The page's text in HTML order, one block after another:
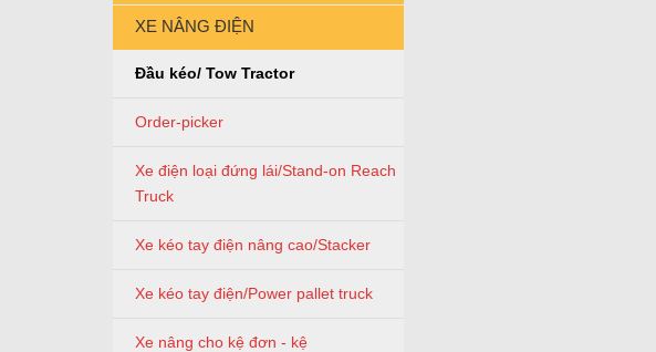
XE NÂNG ĐIỆN
Đầu kéo/ Tow Tractor
Order-picker
Xe điện loại đứng lái/Stand-on Reach
Truck
Xe kéo tay điện nâng cao/Stacker
Xe kéo tay điện/Power pallet truck
Xe nâng cho kệ đơn - kệ